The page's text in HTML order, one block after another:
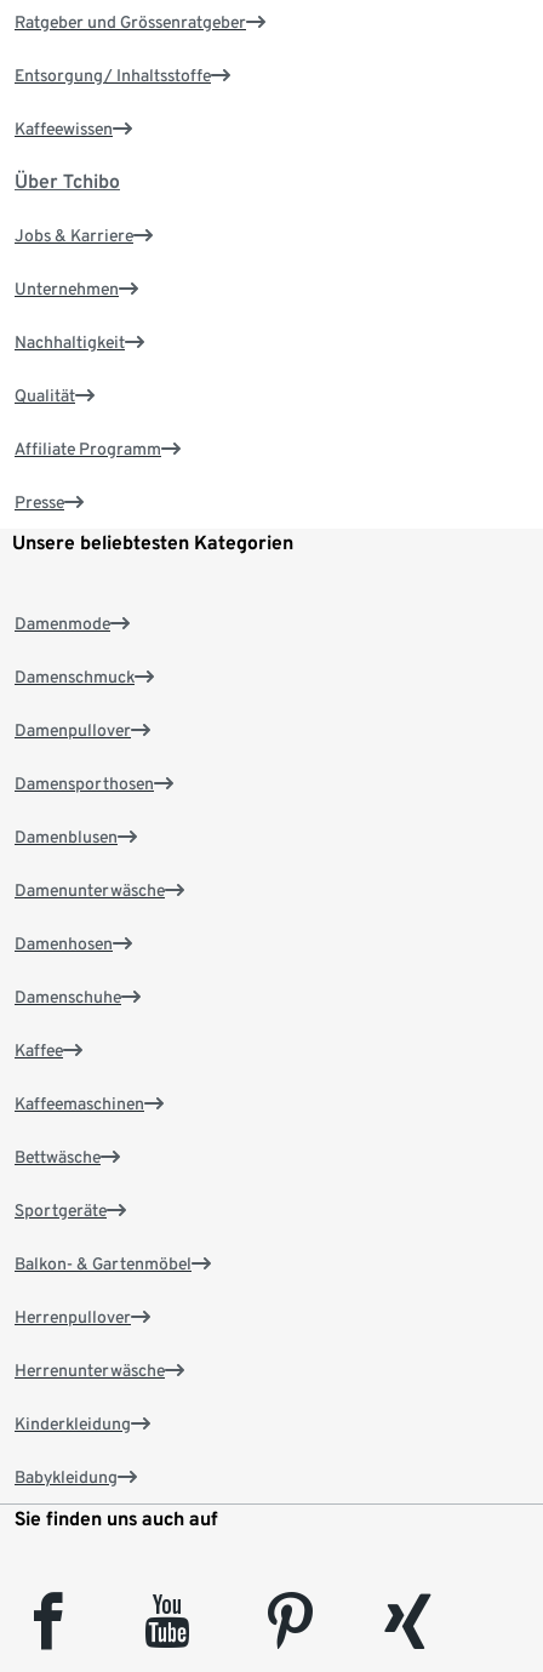
Ratgeber und Grössenratgeber
Entsorgung/ Inhaltsstoffe
Kaffeewissen
Über Tchibo
Jobs & Karriere
Unternehmen
Nachhaltigkeit
Qualität
Affiliate Programm
Presse
Unsere beliebtesten Kategorien
Damenmode
Damenschmuck
Damenpullover
Damensporthosen
Damenblusen
Damenunterwäsche
Damenhosen
Damenschuhe
Kaffee
Kaffeemaschinen
Bettwäsche
Sportgeräte
Balkon- & Gartenmöbel
Herrenpullover
Herrenunterwäsche
Kinderkleidung
Babykleidung
Sie finden uns auch auf
facebook youtube pinterest
xing